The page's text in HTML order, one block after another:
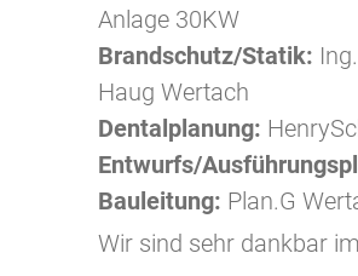
Anlage 30KW
Brandschutz/Statik:
Haug Wertach
Dentalplanung:
Entwurfs/
Bauleitung: Plan.G
Wir sind sehr dankbar im